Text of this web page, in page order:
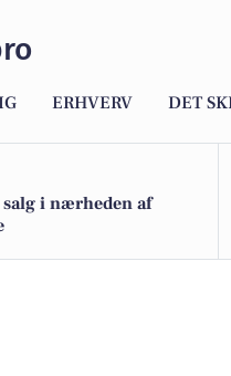
ERHVERV DET
i nærheden af